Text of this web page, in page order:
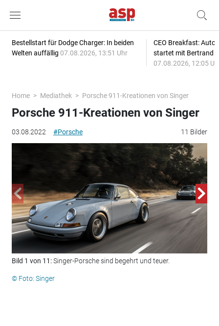
Bestellstart für Dodge Charger: In beiden
Welten auffällig 07.08.2026, 13:51 Uhr
CEO Breakfast:
startet mit Bertrand
07.08.2026, 12:05
Home Mediathek Porsche 911-Kreationen von Singer
03.08.2022 #Porsche 11 Bilder
Porsche 911-Kreationen von Singer
Bild 1 von 11:Singer-Porsche sind begehrt und teuer.
© Foto: Singer